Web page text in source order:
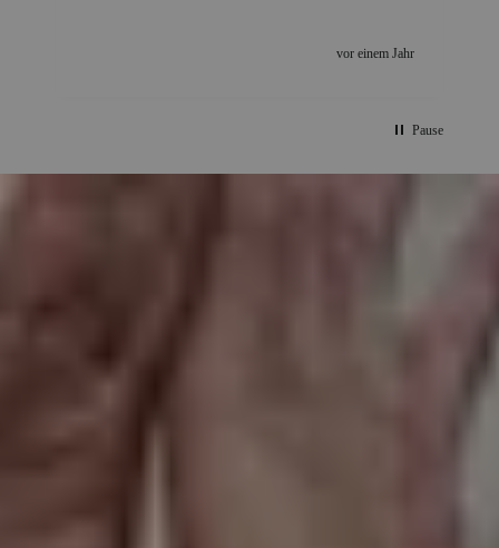
vor einem Jahr
Pause